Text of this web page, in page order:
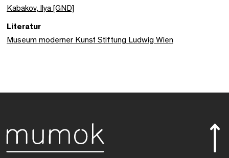
Kabakov, Ilya [GND]
Literatur
Museum moderner Kunst Stiftung Ludwig Wien